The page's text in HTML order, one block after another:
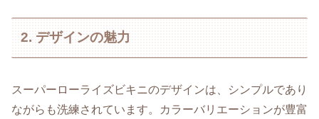
2. デザインの魅力
スーパーローライズビキニのデザインは、シンプルであり
ながらも洗練されています。カラーバリエーションが豊富